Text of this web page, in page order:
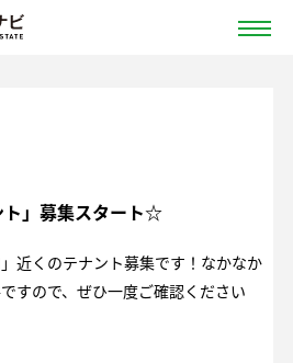
ト」募集スタート☆
近くのテナント募集です！なかなか
すので、ぜひ一度ご確認ください